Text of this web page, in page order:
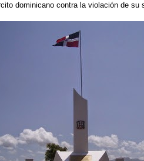
dominicano contra la violación de su